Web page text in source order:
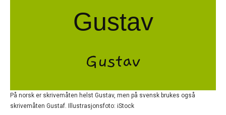
Gustav
Gustav
På norsk er skrivemåten helst Gustav, men på svensk brukes også
skrivemåten Gustaf. Illustrasjonsfoto: iStock